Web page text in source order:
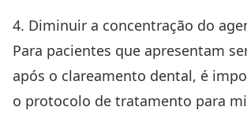
4. Diminuir a concentração do
Para pacientes que apresentam
após o clareamento dental, é
o protocolo de tratamento para